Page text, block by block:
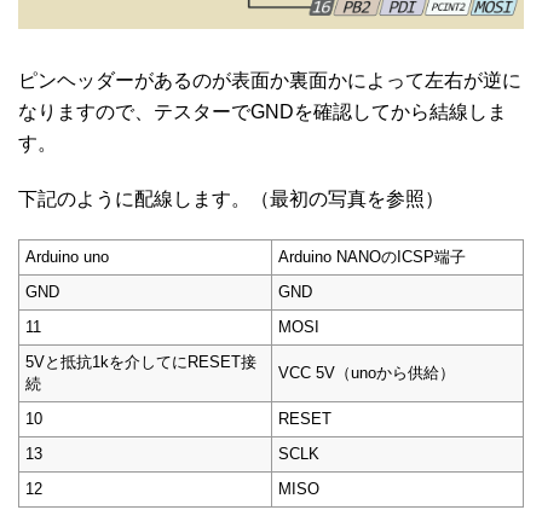
ピンヘッダーがあるのが表面か裏面かによって左右が逆に
なりますので、テスターでGNDを確認してから結線しま
す。
下記のように配線します。（最初の写真を参照）
Arduino uno
Arduino NANOのICSP端子
GND
GND
11
MOSI
5Vと抵抗1kを介してにRESET接
続
VCC 5V（unoから供給）
10
RESET
13
SCLK
12
MISO